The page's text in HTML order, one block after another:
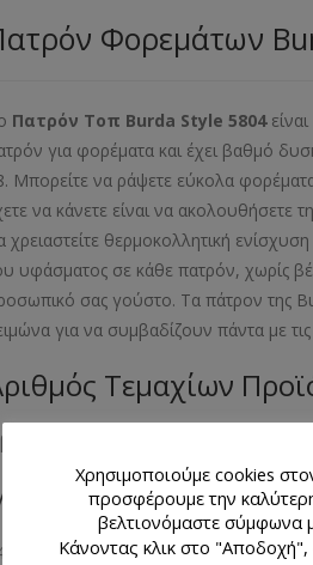
Φορεμάτων
Πατρόν Τοπ Burda Style 5804
για φορέματα και έχει βαθμό
Μπορείτε να ράψετε εύκολα
να κάνετε είναι να
χρειαστείτε θερμοκολλητική
υφάσματος σε κάθε πατρόν, χωρίς
σας γούστο. Τα πάτρον της
για να συμβαδίζουν πάντα με
Τεμαχίων
με 3 σχέδια πατρόν
Προϊόντος
36- 38- 40- 42- 44- 46- 48
Χρησιμοποιούμε cookies
προσφέρουμε την
βελτιονόμαστε σύμφωνα
Κάνοντας κλικ στο